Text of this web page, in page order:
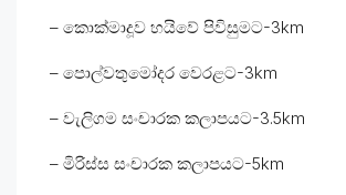
– කොක්මාදූව හයිවේ පිවිසුමට-3km
– පොල්වතුමෝදර වෙරළට-3km
– වැලිගම සංචාරක කලාපයට-3.5km
– මිරිස්ස සංචාරක කලාපයට-5km